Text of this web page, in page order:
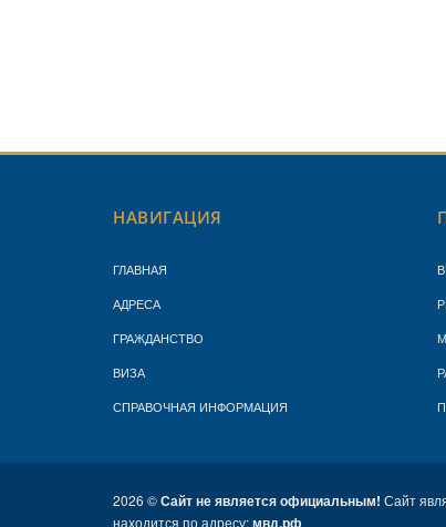
НАВИГАЦИЯ
ГЛАВНАЯ
АДРЕСА
ГРАЖДАНСТВО
ВИЗА
СПРАВОЧНАЯ ИНФОРМАЦИЯ
2026 ©Сайт не является официальным! Сайт
находится по адресу:мвд.рф